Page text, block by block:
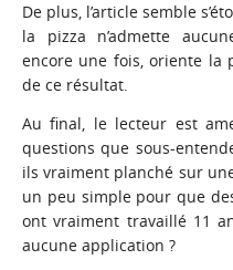
De plus, l’article semble
la pizza n’admette
encore une fois, oriente la
de ce résultat.
Au final, le lecteur est
questions que sous-
ils vraiment planché sur
un peu simple pour que
ont vraiment travaillé 11
aucune application ?